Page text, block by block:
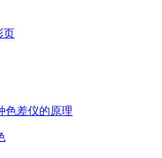
页
色差仪的原理